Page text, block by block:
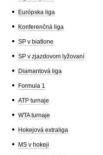
Európska liga
Konferenčná liga
SP v biatlone
SP v zjazdovom lyžovaní
Diamantová liga
Formula 1
ATP turnaje
WTA turnaje
Hokejová extraliga
MS v hokeji